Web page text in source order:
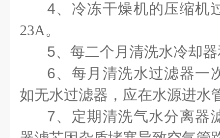
4、 冷冻干燥机的压缩机
23A。
5、 每二个月清洗水冷却
6、 每月清洗水过滤器一
如无水过滤器，应在水源进水
7、 定期清洗气水分离器